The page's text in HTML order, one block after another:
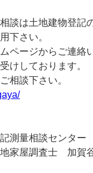
談は土地建物登記
下さい。
ページからご連絡
けしております。
相談下さい。
測量相談センター
家屋調査士 加賀